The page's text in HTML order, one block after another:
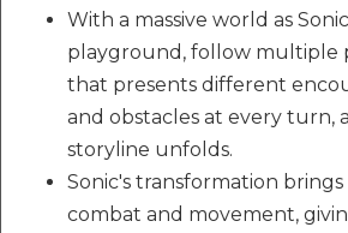
With a massive world as
playground, follow multiple
that presents different
and obstacles at every turn,
storyline unfolds.
Sonic's transformation
combat and movement,